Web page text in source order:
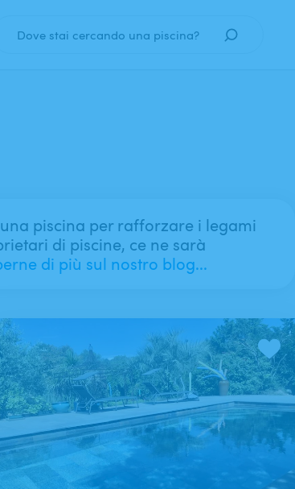
Dove stai cercando una piscina?
Quando?
piscina per rafforzare i legami
di piscine, ce ne sarà
di più sul nostro blog...